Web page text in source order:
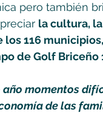
pero también
la cultura,
116
de Golf Briceño
momentos
de las